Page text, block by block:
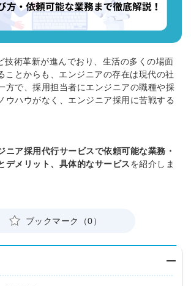
技術革新が進んでおり、 生活の多くの場面
ことからも、エンジニアの存在は現代の社
方で、採用担当者にエンジニアの職種や採
ウハウがなく、 エンジニア採用に苦戦する
ニア採用代行サービスで依頼可能な業務・
デメリット、具体的なサービスを紹介しま
ブックマーク（0）